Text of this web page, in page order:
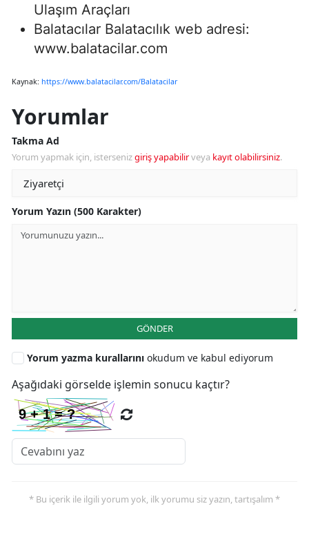
Ulaşım Araçları
Balatacılar Balatacılık web adresi:
www.balatacilar.com
Kaynak: https://www.balatacilar.com/Balatacilar
Yorumlar
Takma Ad
Yorum yapmak için, istersenizgiriş yapabilirveya kayıt olabilirsiniz.
Yorum Yazın (500 Karakter)
GÖNDER
Yorum yazma kurallarını okudum ve kabul ediyorum
Aşağıdaki görselde işlemin sonucu kaçtır?
* Bu içerik ile ilgili yorum yok, ilk yorumu siz yazın, tartışalım *